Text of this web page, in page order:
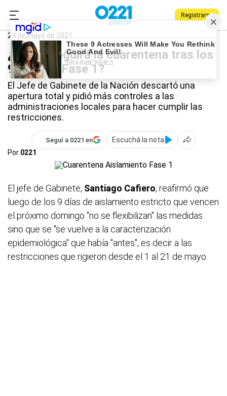
Registrarse
0221.com.ar
Cuarentena
24 de mayo de 2021
¿Cómo seguirá la cuarentena tras los
9 días de Fase 1?
El Jefe de Gabinete de la Nación descartó una
apertura total y pidió más controles a las
administraciones locales para hacer cumplir las
restricciones.
Seguí a 0221 en
Escuchá la nota
Por 0221
El jefe de Gabinete, Santiago Cafiero, reafirmó que
luego de los 9 días de aislamiento estricto que vencen
el próximo domingo "no se flexibilizan" las medidas
sino que se "se vuelve a la caracterización
epidemiológica" que había "antes", es decir a las
restricciones que rigieron desde el 1 al 21 de mayo.